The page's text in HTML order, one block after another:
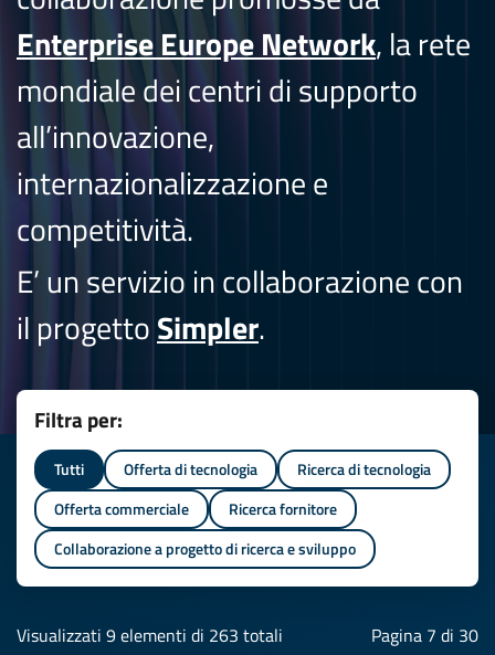
Enterprise Europe Network, la rete
mondiale dei centri di supporto
all’innovazione,
internazionalizzazione e
competitività.
E’ un servizio in collaborazione con
il progettoSimpler.
Filtra per:
Tutti Offerta di tecnologia
Ricerca di tecnologia
Offerta commerciale
Ricerca fornitore
Collaborazione a progetto di ricerca e sviluppo
Visualizzati 9 elementi di 263 totali Pagina 7 di 30